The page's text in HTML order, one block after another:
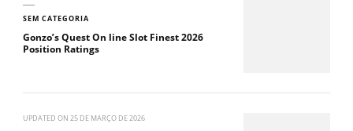
SEM CATEGORIA
Gonzo’s Quest On line Slot Finest 2026
Position Ratings
UPDATED ON 25 DE MARÇO DE 2026